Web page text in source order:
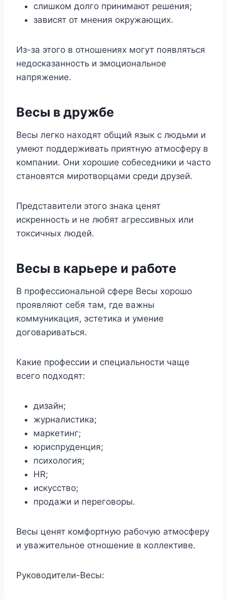
слишком долго принимают решения;
зависят от мнения окружающих.
Из-за этого в отношениях могут появляться
недосказанность и эмоциональное
напряжение.
Весы в дружбе
Весы легко находят общий язык с людьми и
умеют поддерживать приятную атмосферу в
компании. Они хорошие собеседники и часто
становятся миротворцами среди друзей.
Представители этого знака ценят
искренность и не любят агрессивных или
токсичных людей.
Весы в карьере и работе
В профессиональной сфере Весы хорошо
проявляют себя там, где важны
коммуникация, эстетика и умение
договариваться.
Какие профессии и специальности чаще
всего подходят:
дизайн;
журналистика;
маркетинг;
юриспруденция;
психология;
HR;
искусство;
продажи и переговоры.
Весы ценят комфортную рабочую атмосферу
и уважительное отношение в коллективе.
Руководители-Весы: